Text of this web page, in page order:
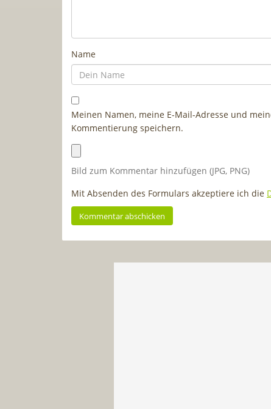
Name
Meinen Namen, meine E-Mail-Adresse und
Kommentierung speichern.
Bild zum Kommentar hinzufügen (JPG, PNG)
Mit Absenden des Formulars akzeptiere ich die